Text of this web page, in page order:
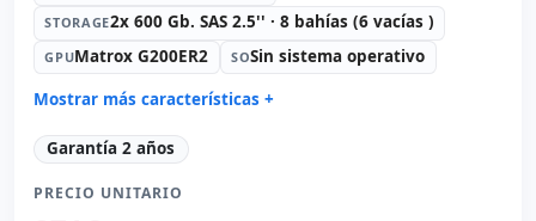
STORAGE2x 600 Gb. SAS 2.5'' · 8 bahías (6 vacías )
GPUMatrox G200ER2 SOSin sistema operativo
Mostrar más características +
Connectivity: 4x RJ-45
Formato: Rack (1U)
Unidad óptica: DVD-RW
Garantía 2 años
PRECIO UNITARIO